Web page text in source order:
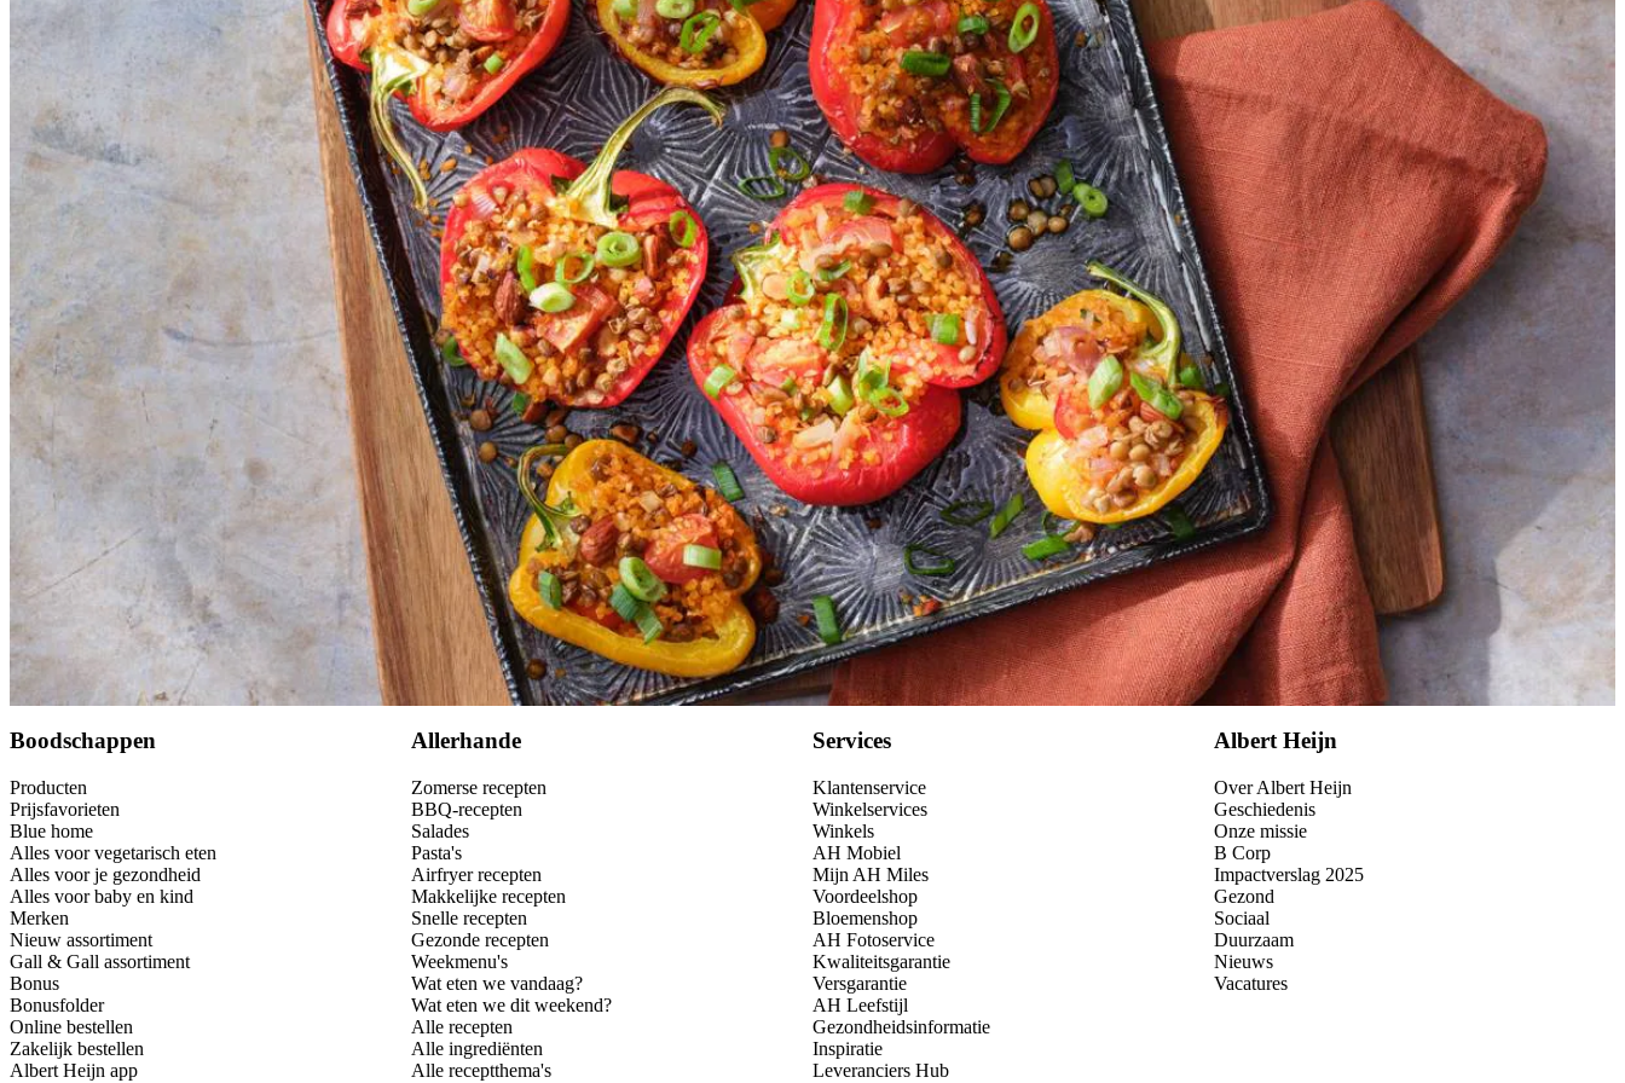
gezouten amandelen
400 g linzen in blik
milde harissa
2
Kies producten
Dit heb je nodig
Boodschappen
Producten
Prijsfavorieten
Blue home
Alles voor vegetarisch eten
Alles voor je gezondheid
Alles voor baby en kind
Merken
Nieuw assortiment
Gall & Gall assortiment
Bonus
Bonusfolder
Online bestellen
Zakelijk bestellen
Albert Heijn app
Allerhande
Zomerse recepten
BBQ-recepten
Salades
Pasta's
Airfryer recepten
Makkelijke recepten
Snelle recepten
Gezonde recepten
Weekmenu's
Wat eten we vandaag?
Wat eten we dit weekend?
Alle recepten
Alle ingrediënten
Alle receptthema's
Services
Klantenservice
Winkelservices
Winkels
AH Mobiel
Mijn AH Miles
Voordeelshop
Bloemenshop
AH Fotoservice
Kwaliteitsgarantie
Versgarantie
AH Leefstijl
Gezondheidsinformatie
Inspiratie
Leveranciers Hub
Albert Heijn
Over Albert Heijn
Geschiedenis
Onze missie
B Corp
Impactverslag 2025
Gezond
Sociaal
Duurzaam
Nieuws
Vacatures